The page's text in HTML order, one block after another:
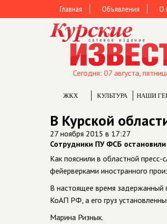
Главная Объявления О
Сегодня: 07 августа,
ЖКХ КУЛЬТУРА НАШИ
В Курской
27 ноября 2015 в 17:27
Сотрудники ПУ ФСБ
Как пояснили в областной
фейерверками иностранного
В настоящее время задержанный
КоАП РФ, а его груз
Марина Ризнык.